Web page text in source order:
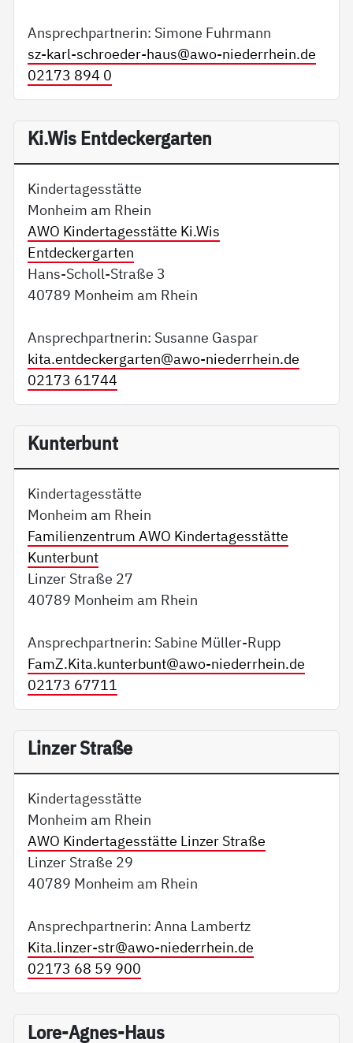
Ansprechpartnerin: Simone Fuhrmann
sz-karl-schroeder-haus@awo-niederrhein.de
02173 894 0
Ki.Wis Entdeckergarten
Kindertagesstätte
Monheim am Rhein
AWO Kindertagesstätte Ki.Wis
Entdeckergarten
Hans-Scholl-Straße 3
40789 Monheim am Rhein
Ansprechpartnerin: Susanne Gaspar
kita.entdeckergarten@awo-niederrhein.de
02173 61744
Kunterbunt
Kindertagesstätte
Monheim am Rhein
Familienzentrum AWO Kindertagesstätte
Kunterbunt
Linzer Straße 27
40789 Monheim am Rhein
Ansprechpartnerin: Sabine Müller-Rupp
FamZ.Kita.kunterbunt@awo-niederrhein.de
02173 67711
Linzer Straße
Kindertagesstätte
Monheim am Rhein
AWO Kindertagesstätte Linzer Straße
Linzer Straße 29
40789 Monheim am Rhein
Ansprechpartnerin: Anna Lambertz
Kita.linzer-str@awo-niederrhein.de
02173 68 59 900
Lore-Agnes-Haus